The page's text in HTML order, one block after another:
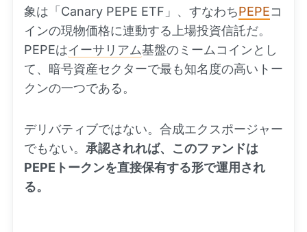
象は「Canary PEPE ETF」、すなわちPEPEコ
インの現物価格に連動する上場投資信託だ。
PEPEはイーサリアム基盤のミームコインとし
て、暗号資産セクターで最も知名度の高いトー
クンの一つである。
デリバティブではない。合成エクスポージャー
でもない。 承認されれば、このファンドは
PEPEトークンを直接保有する形で運用され
る。